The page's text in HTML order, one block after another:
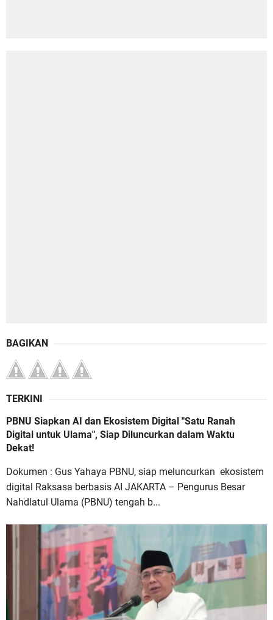
BAGIKAN
TERKINI
PBNU Siapkan AI dan Ekosistem Digital "Satu Ranah
Digital untuk Ulama", Siap Diluncurkan dalam Waktu
Dekat!
Dokumen : Gus Yahaya PBNU, siap meluncurkan ekosistem
digital Raksasa berbasis AI JAKARTA – Pengurus Besar
Nahdlatul Ulama (PBNU) tengah b...